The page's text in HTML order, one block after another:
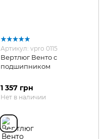
Артикул: vpro 0115
Вертлюг Венто с
подшипником
1 357 грн
Нет в наличии